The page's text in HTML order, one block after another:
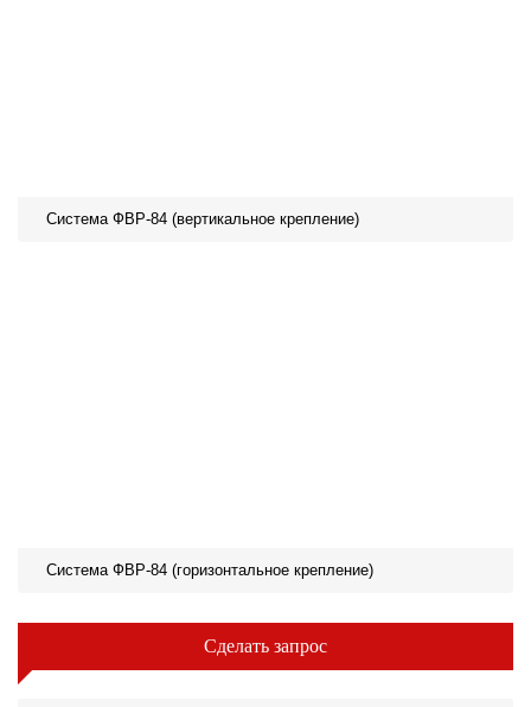
Система ФВР-84 (вертикальное крепление)
Система ФВР-84 (горизонтальное крепление)
Сделать запрос